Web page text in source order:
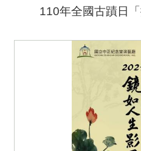
110年全國古蹟日